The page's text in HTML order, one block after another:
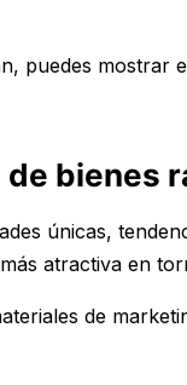
puedes mostrar
bienes
únicas,
atractiva en
de